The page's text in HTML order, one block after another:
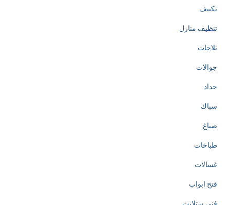
تكييف
تنظيف منازل
ثلاجات
جوالات
حداد
سباك
صباغ
طباخات
غسالات
فتح ابواب
فني ستلايت